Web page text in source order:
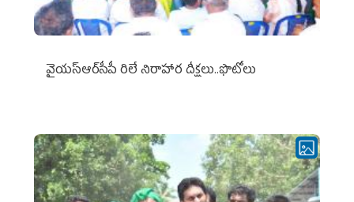
వైయ‌స్ఆర్‌సీపీ రిలే నిరాహార దీక్షలు..ఫొటోలు